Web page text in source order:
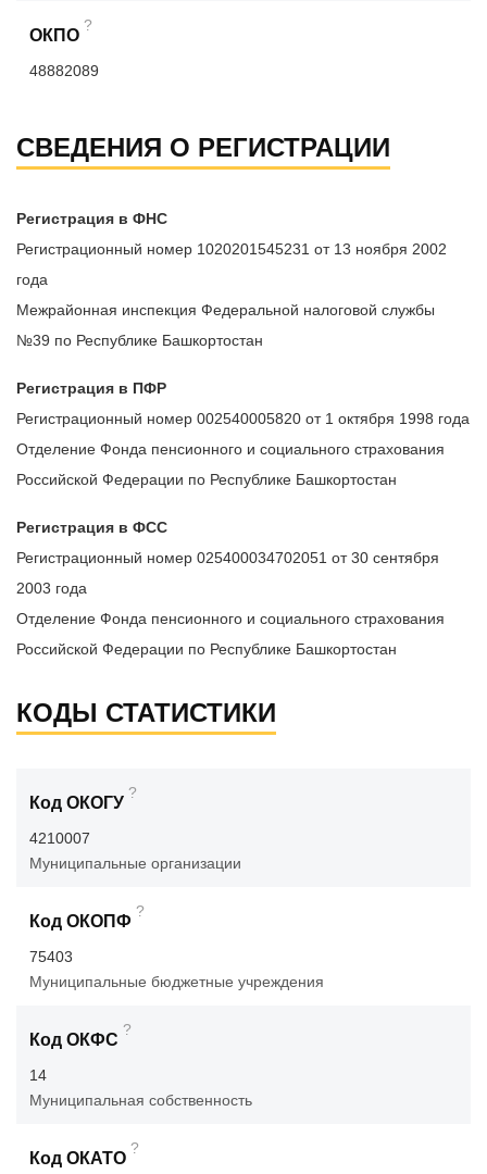
ОКПО
?
48882089
СВЕДЕНИЯ О РЕГИСТРАЦИИ
Регистрация в ФНС
Регистрационный номер 1020201545231 от 13 ноября 2002
года
Межрайонная инспекция Федеральной налоговой службы
№39 по Республике Башкортостан
Регистрация в ПФР
Регистрационный номер 002540005820 от 1 октября 1998 года
Отделение Фонда пенсионного и социального страхования
Российской Федерации по Республике Башкортостан
Регистрация в ФСС
Регистрационный номер 025400034702051 от 30 сентября
2003 года
Отделение Фонда пенсионного и социального страхования
Российской Федерации по Республике Башкортостан
КОДЫ СТАТИСТИКИ
Код ОКОГУ
?
4210007
Муниципальные организации
Код ОКОПФ
?
75403
Муниципальные бюджетные учреждения
Код ОКФС
?
14
Муниципальная собственность
Код ОКАТО
?